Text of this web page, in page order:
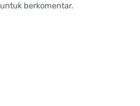
untuk berkomentar.